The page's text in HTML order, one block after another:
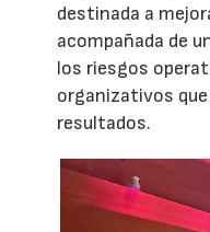
destinada a
acompañada de
los riesgos
organizativos
resultados.